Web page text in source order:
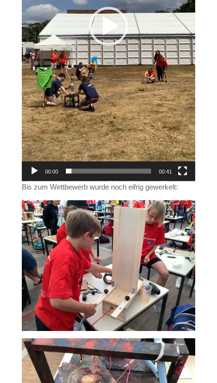
00:00 00:41
Bis zum Wettbewerb wurde noch eifrig gewerkelt: